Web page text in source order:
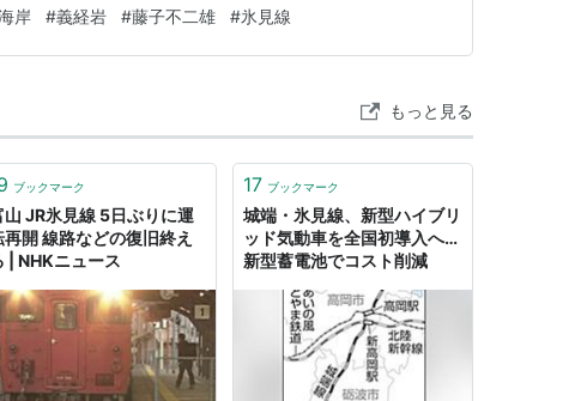
分かりませんが、童心に帰った瞬間でした。 ※もしよろし
ると嬉しいです👇 ラ…
岸 #義経岩 #藤子不二雄 #氷見線
もっと見る
ブックマーク
山 JR氷見線 5日ぶりに運
再開 線路などの復旧終え
| NHKニュース
17 ブックマーク
城端・氷見線、新型ハイブリ
ッド気動車を全国初導入へ…
新型蓄電池でコスト削減